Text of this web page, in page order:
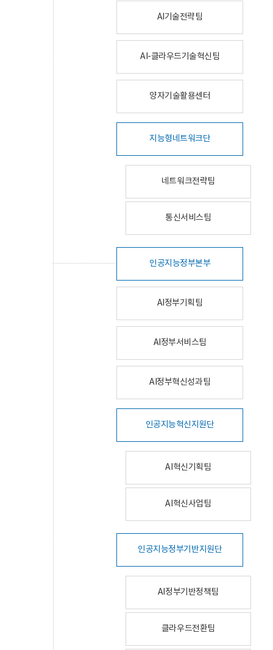
AI기술전략팀
AI-클라우드기술혁신팀
양자기술활용센터
지능형네트워크단
네트워크전략팀
통신서비스팀
인공지능정부본부
AI정부기획팀
AI정부서비스팀
AI정부혁신성과팀
인공지능혁신지원단
AI혁신기획팀
AI혁신사업팀
인공지능정부기반지원단
AI정부기반정책팀
클라우드전환팀